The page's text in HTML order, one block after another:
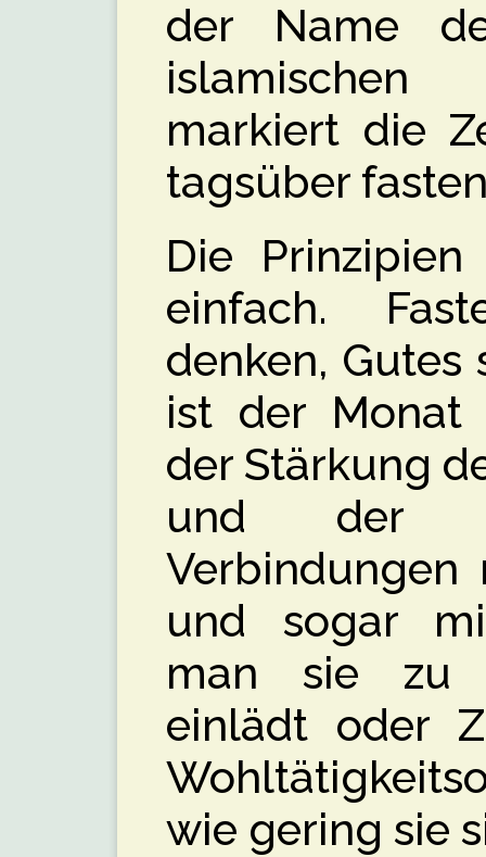
der Name
markiert die
tagsüber
Die
einfach.
denken, Gutes
ist der Monat
der Stärkung
und der
Verbindungen
und sogar
man sie zu
einlädt oder
wie gering sie